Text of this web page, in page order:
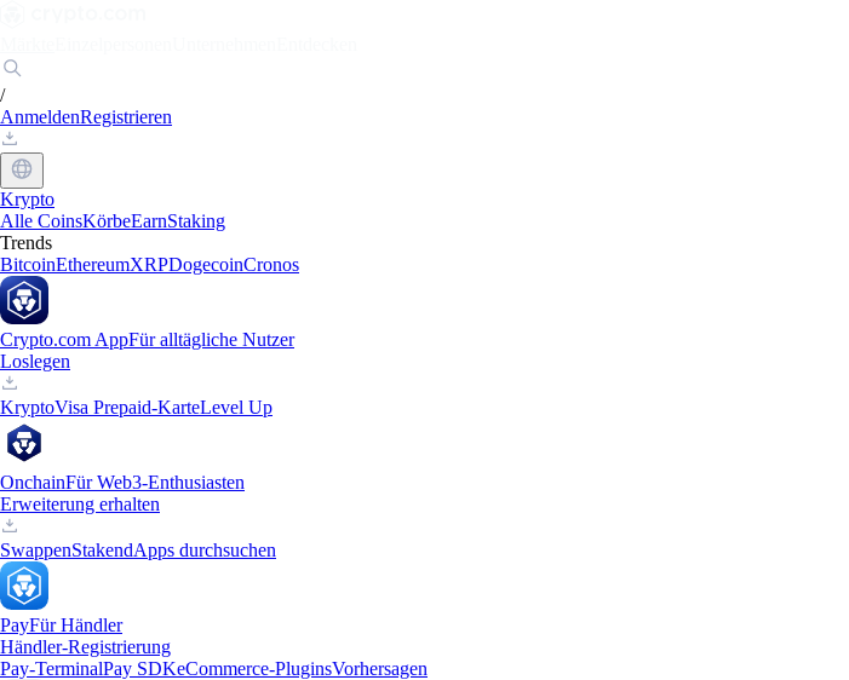
/
AnmeldenRegistrieren
Krypto
Alle CoinsKörbeEarnStaking
Trends
BitcoinEthereumXRPDogecoinCronos
Crypto.com AppFür alltägliche Nutzer
Loslegen
KryptoVisa Prepaid-KarteLevel Up
OnchainFür Web3-Enthusiasten
Erweiterung erhalten
SwappenStakendApps durchsuchen
PayFür Händler
Händler-Registrierung
Pay-TerminalPay SDKeCommerce-PluginsVorhersagen